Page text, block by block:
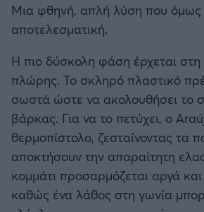
Μια φθηνή, απλή λύση που όμως
αποτελεσματική.
Η πιο δύσκολη φάση έρχεται στη
πλώρης. Το σκληρό πλαστικό
σωστά ώστε να ακολουθήσει το
βάρκας. Για να το πετύχει, ο
θερμοπίστολο, ζεσταίνοντας τα
αποκτήσουν την απαραίτητη
κομμάτι προσαρμόζεται αργά
καθώς ένα λάθος στη γωνία